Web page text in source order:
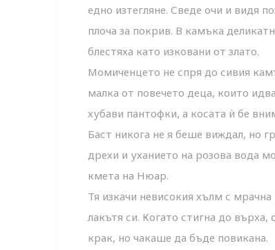
едно изтегляне. Сведе очи и видя
плоча за покрив. В камъка
блестяха като изковани от злато.
Момиченцето не спря до сивия
малка от повечето деца, които
хубави пантофки, а косата ѝ бе
Баст никога не я беше виждал, но
дрехи и уханието на розова вода
кмета на Нюар.
Тя изкачи невисокия хълм с
лакътя си. Когато стигна до
крак, но чакаше да бъде повикана.